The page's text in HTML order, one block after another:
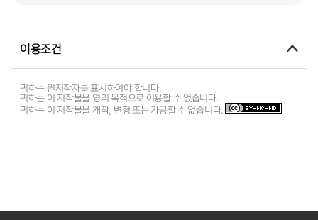
이용조건
귀하는 원저작자를 표시하여야 합니다.
귀하는 이 저작물을 영리 목적으로 이용할 수 없습니다.
귀하는 이 저작물을 개작, 변형 또는 가공할 수 없습니다.